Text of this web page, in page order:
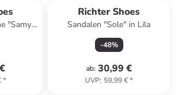
"Samy"
*
Richter Shoes
Sandalen "Sole" in Lila
-48%
ab: 30,99 €
UVP: 59,99 €*